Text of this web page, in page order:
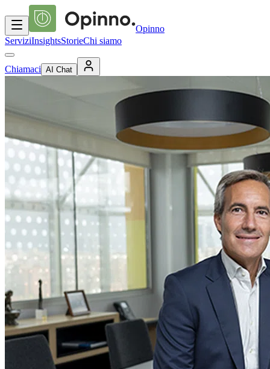
Opinno
ServiziInsightsStorieChi siamo
Chiamaci AI Chat